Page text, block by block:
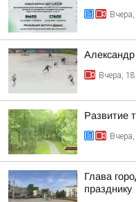
Вчера,
Развитие
Глава
празднику